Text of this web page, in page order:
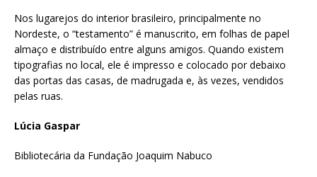
Nos lugarejos do interior brasileiro, principalmente no
Nordeste, o “testamento” é manuscrito, em folhas de papel
almaço e distribuído entre alguns amigos. Quando existem
tipografias no local, ele é impresso e colocado por debaixo
das portas das casas, de madrugada e, às vezes, vendidos
pelas ruas.
Lúcia Gaspar
Bibliotecária da Fundação Joaquim Nabuco